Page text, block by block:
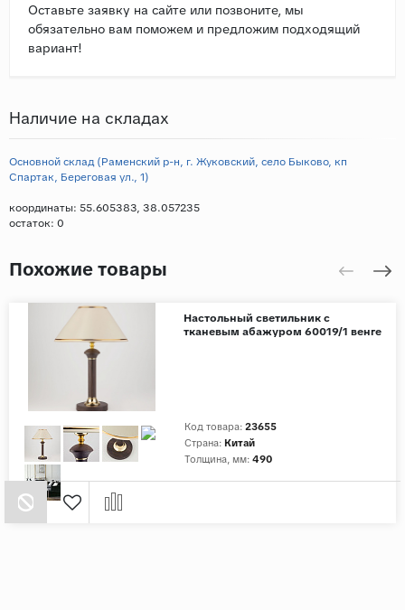
Оставьте заявку на сайте или позвоните, мы
обязательно вам поможем и предложим подходящий
вариант!
Наличие на складах
Основной склад (Раменский р-н, г. Жуковский, село Быково, кп
Спартак, Береговая ул., 1)
координаты: 55.605383, 38.057235
остаток: 0
Похожие товары
Настольный светильник с
тканевым абажуром 60019/1 венге
Код товара: 23655
Страна: Китай
Толщина, мм: 490